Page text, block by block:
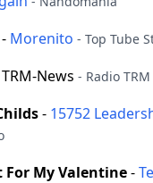
- Morenito - Top Tube
News - Radio
- 15752
For My Valentine-